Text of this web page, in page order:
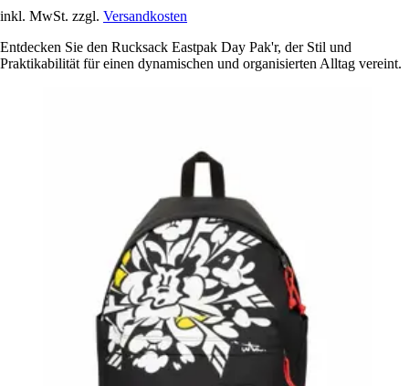
inkl. MwSt. zzgl. Versandkosten
Entdecken Sie den Rucksack Eastpak Day Pak'r, der Stil und
Praktikabilität für einen dynamischen und organisierten Alltag vereint.